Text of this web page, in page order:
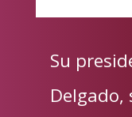
Su
Delgado,